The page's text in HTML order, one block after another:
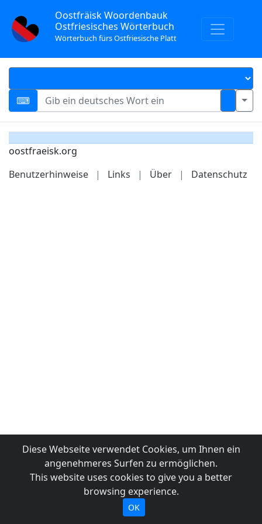
Oostfräisk Woordenbauk
Ostfriesisches Wörterbuch
Wörterbuch fürs Ostfriesische Platt
oostfraeisk.org
Benutzerhinweise
| Links | Über | Datenschutz
Diese Webseite verwendet Cookies, um Ihnen ein
angenehmeres Surfen zu ermöglichen.
This website uses cookies to give you a better
browsing experience.
OK